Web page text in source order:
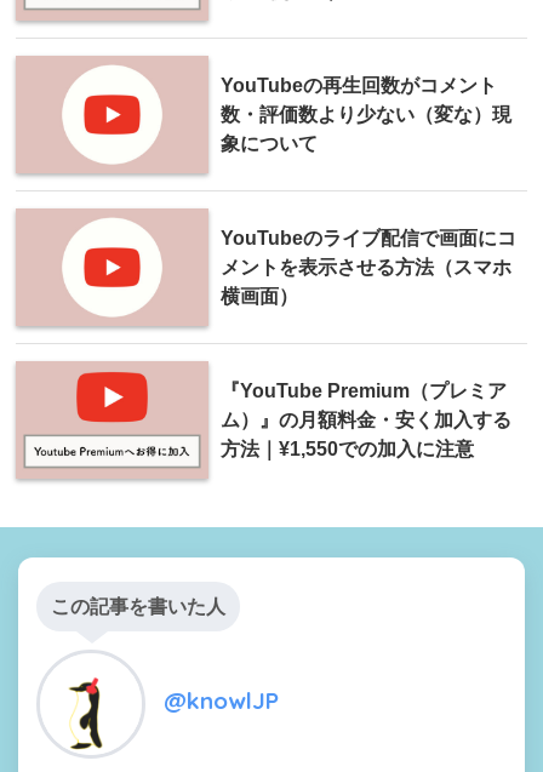
YouTubeの再生回数がコメント
数・評価数より少ない（変な）現
象について
YouTubeのライブ配信で画面にコ
メントを表示させる方法（スマホ
横画面）
『YouTube Premium（プレミア
ム）』の月額料金・安く加入する
方法｜¥1,550での加入に注意
この記事を書いた人
@knowlJP